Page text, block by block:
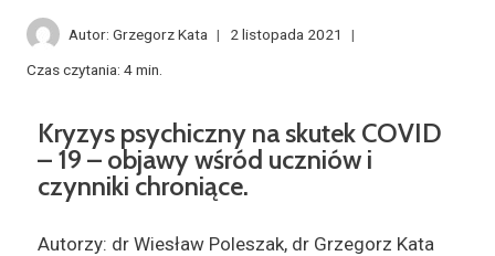
Autor: Grzegorz Kata
2 listopada 2021
Czas czytania: 4min.
Kryzys psychiczny na skutek COVID
– 19 – objawy wśród uczniów i
czynniki chroniące.
Autorzy: dr Wiesław Poleszak, dr Grzegorz Kata